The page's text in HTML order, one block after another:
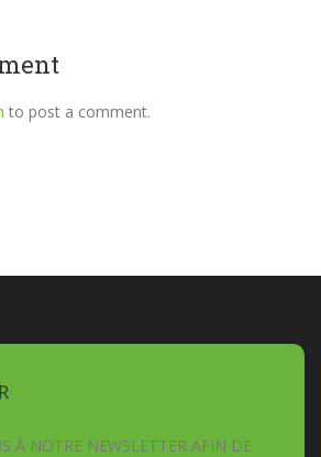
to post a comment.
À NOTRE NEWSLETTER AFIN DE